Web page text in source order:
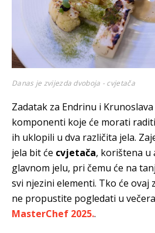
Danas je zvijezda dvoboja - cvjetača
Zadatak za Endrinu i
komponenti koje će morati
ih uklopili u dva različita jela.
jela bit će cvjetača, korištena u
glavnom jelu, pri čemu će na
svi njezini elementi. Tko će ovaj
ne propustite pogledati u
MasterChef 2025..